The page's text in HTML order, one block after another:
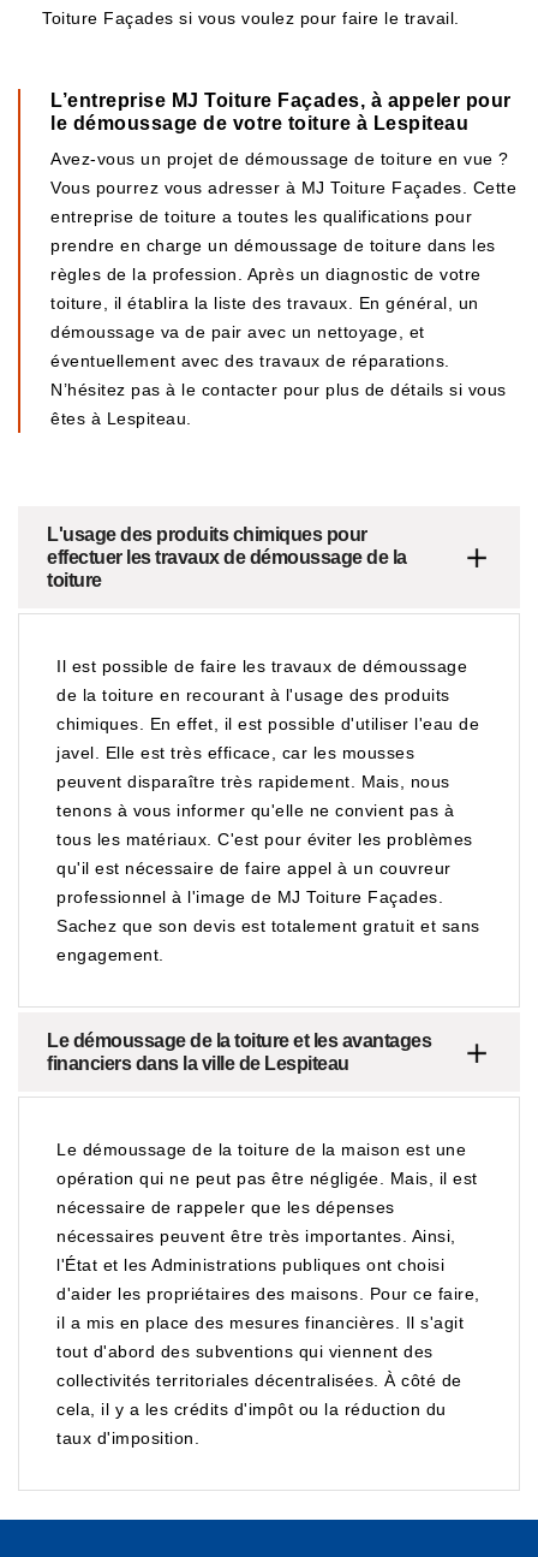
Toiture Façades si vous voulez pour faire le travail.
L’entreprise MJ Toiture Façades, à appeler pour
le démoussage de votre toiture à Lespiteau
Avez-vous un projet de démoussage de toiture en vue ?
Vous pourrez vous adresser à MJ Toiture Façades. Cette
entreprise de toiture a toutes les qualifications pour
prendre en charge un démoussage de toiture dans les
règles de la profession. Après un diagnostic de votre
toiture, il établira la liste des travaux. En général, un
démoussage va de pair avec un nettoyage, et
éventuellement avec des travaux de réparations.
N’hésitez pas à le contacter pour plus de détails si vous
êtes à Lespiteau.
L'usage des produits chimiques pour
effectuer les travaux de démoussage de la
toiture
Il est possible de faire les travaux de démoussage
de la toiture en recourant à l'usage des produits
chimiques. En effet, il est possible d'utiliser l'eau de
javel. Elle est très efficace, car les mousses
peuvent disparaître très rapidement. Mais, nous
tenons à vous informer qu'elle ne convient pas à
tous les matériaux. C'est pour éviter les problèmes
qu'il est nécessaire de faire appel à un couvreur
professionnel à l'image de MJ Toiture Façades.
Sachez que son devis est totalement gratuit et sans
engagement.
Le démoussage de la toiture et les avantages
financiers dans la ville de Lespiteau
Le démoussage de la toiture de la maison est une
opération qui ne peut pas être négligée. Mais, il est
nécessaire de rappeler que les dépenses
nécessaires peuvent être très importantes. Ainsi,
l'État et les Administrations publiques ont choisi
d'aider les propriétaires des maisons. Pour ce faire,
il a mis en place des mesures financières. Il s'agit
tout d'abord des subventions qui viennent des
collectivités territoriales décentralisées. À côté de
cela, il y a les crédits d'impôt ou la réduction du
taux d'imposition.